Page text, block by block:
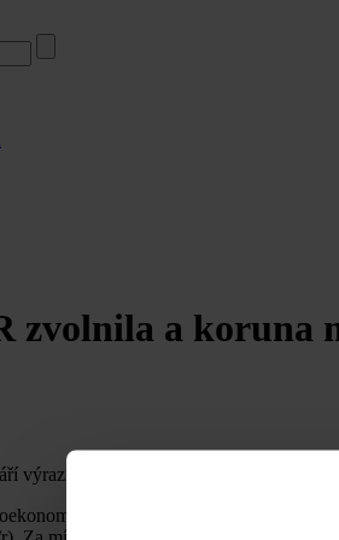
zvolnila a koruna
výrazněji zpomalila kvůli potravinám.
statistikám a událostem.